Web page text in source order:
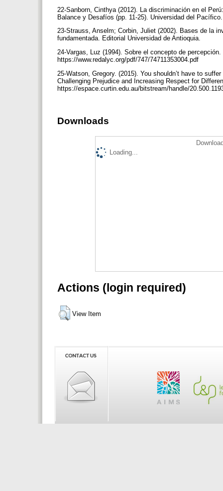
22-Sanborn, Cinthya (2012). La discriminación en el
Balance y Desafíos (pp. 11-25). Universidad del
23-Strauss, Anselm; Corbin, Juliet (2002). Bases de la
fundamentada. Editorial Universidad de Antioquia.
24-Vargas, Luz (1994). Sobre el concepto de
https://www.redalyc.org/pdf/747/74711353004.pdf
25-Watson, Gregory. (2015). You shouldn’t have to
Challenging Prejudice and Increasing Respect for
https://espace.curtin.edu.au/bitstream/handle/
Downloads
Loading...
Actions (login required)
View Item